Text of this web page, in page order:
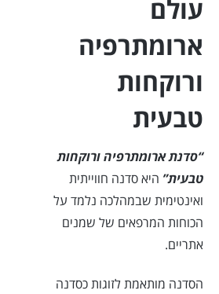
עולם
ארומתרפיה
ורוקחות
טבעית
“סדנת ארומתרפיה ורוקחות
טבעית” היא סדנה חווייתית
ואינטימית שבמהלכה נלמד על
הכוחות המרפאים של שמנים
אתריים.
הסדנה מותאמת לזוגות כסדנה